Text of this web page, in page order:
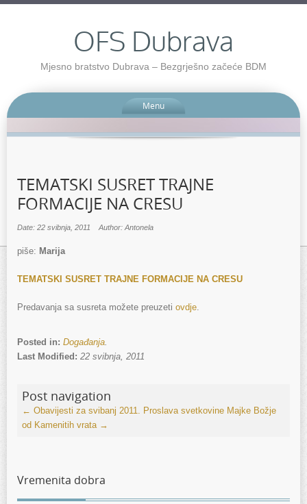
OFS Dubrava
Mjesno bratstvo Dubrava – Bezgrješno začeće BDM
Menu
TEMATSKI SUSRET TRAJNE
FORMACIJE NA CRESU
Date: 22 svibnja, 2011 Author: Antonela
piše: Marija
TEMATSKI SUSRET TRAJNE FORMACIJE NA CRESU
Predavanja sa susreta možete preuzeti ovdje.
Posted in: Događanja.
Last Modified: 22 svibnja, 2011
Post navigation
← Obavijesti za svibanj 2011. Proslava svetkovine Majke Božje
od Kamenitih vrata →
Vremenita dobra